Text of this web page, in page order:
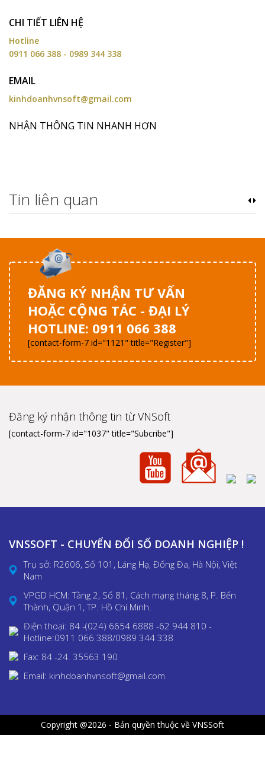
CHI TIẾT LIÊN HỆ
Hotline
0911 066 388 - 0989 344 338
EMAIL
kinhdoanhvnsoft@gmail.com
NHẬN THÔNG TIN NHANH HƠN
Tin liên quan
ĐĂNG KÝ NHẬN TƯ VẤN
HOẶC CỘNG TÁC - ĐẠI LÝ
HOTLINE: 0911 066 388
[contact-form-7 id="1121" title="Register"]
Đăng ký nhận thông tin từ VNSoft
[contact-form-7 id="1037" title="Subcribe"]
VNSSOFT - CHUYỂN ĐỔI SỐ DOANH NGHIỆP !
Trụ sở: R2606, Số 101, Láng Hạ, Đống Đa, Hà Nội, Việt
Nam
VPGD HCM: Tầng 2, Số 81, Cách mạng tháng 8, P. Bến
Thành, Quận 1, TP. Hồ Chí Minh.
Điện thoại: 84 -(024) 6654 6888 -62 944 810 -
Hotline:0911 066 388/0989 344 338
Fax: 84 -24. 35563 190
Email: kinhdoanhvnsoft@gmail.com
Copyright @2026 - Bản quyền thuộc về VNSSoft